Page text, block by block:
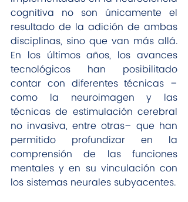
cognitiva no son únicamente el
resultado de la adición de ambas
disciplinas, sino que van más allá.
En los últimos años, los avances
tecnológicos han posibilitado
contar con diferentes técnicas –
como la neuroimagen y las
técnicas de estimulación cerebral
no invasiva, entre otras– que han
permitido profundizar en la
comprensión de las funciones
mentales y en su vinculación con